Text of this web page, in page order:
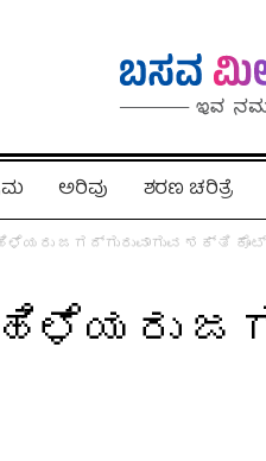
ಅರಿವು ಶರಣ ಚರಿತ್ರೆ
ಜಗದ್ಗುರುವಾಗುವ ಶಕ್ತಿ